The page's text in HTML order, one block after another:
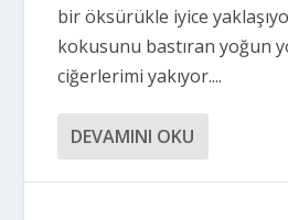
bir öksürükle iyice
kokusunu bastıran yoğun
ciğerlerimi yakıyor....
DEVAMINI OKU